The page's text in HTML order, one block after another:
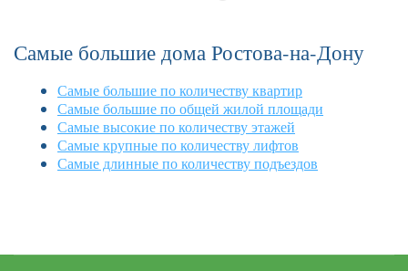
Самые большие дома Ростова-на-Дону
Самые большие по количеству квартир
Самые большие по общей жилой площади
Самые высокие по количеству этажей
Самые крупные по количеству лифтов
Самые длинные по количеству подъездов